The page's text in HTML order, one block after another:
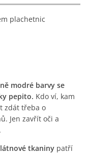
plachetnic
modré barvy se
pepito. Kdo ví, kam
zdát třeba o
Jen zavřít oči a
tkaniny patří